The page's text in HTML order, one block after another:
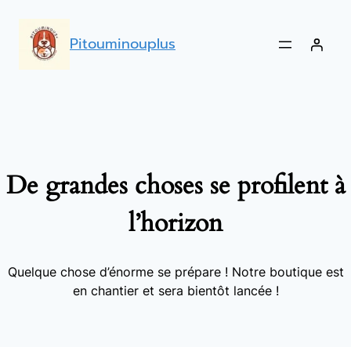
Pitouminouplus
De grandes choses se profilent à
l’horizon
Quelque chose d’énorme se prépare ! Notre boutique est
en chantier et sera bientôt lancée !